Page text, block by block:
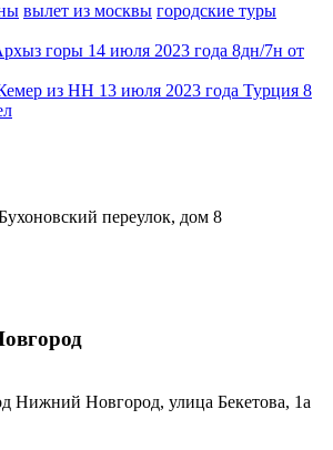
вылет из москвы городские туры
горы 14 июля 2023 года 8дн/7н от
из НН 13 июля 2023 года Турция 8
переулок, дом 8
Нижний Новгород, улица Бекетова, 1а